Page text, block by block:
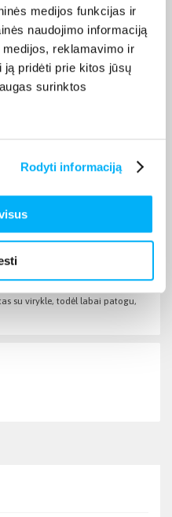
medijos funkcijas ir
naudojimo informaciją
reklamavimo ir
pridėti prie kitos jūsų
surinktos
Rodyti informaciją
apie prekes
su virykle, todėl labai patogu,